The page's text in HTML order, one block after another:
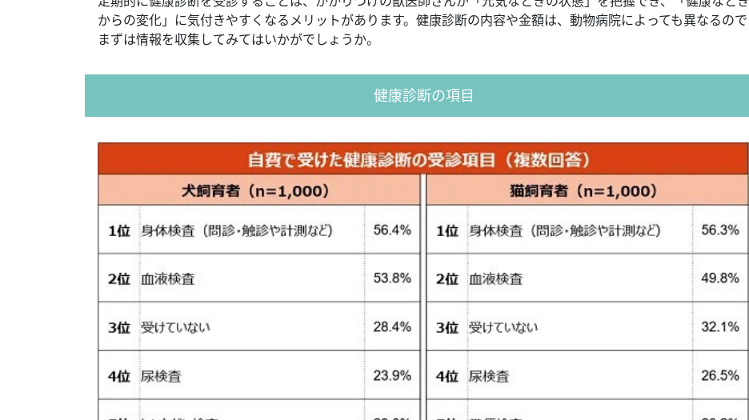
からの変化」に気付きやすくなるメリットがあります。健康診断の内容や金額は、動物病院によっても異なるので
まずは情報を収集してみてはいかがでしょうか。
健康診断の項目